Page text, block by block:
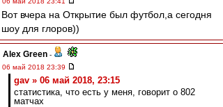
Вот вчера на Открытие был футбол,а сегодня
шоу для глоров))
Alex Green -
06 май 2018 23:39
gav » 06 май 2018, 23:15
статистика, что есть у меня, говорит о 802
матчах